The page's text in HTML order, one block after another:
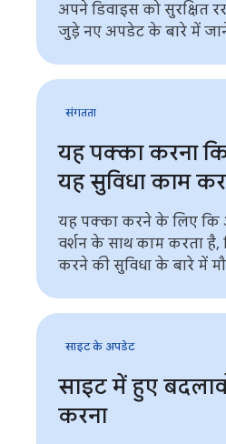
अपने डिवाइस को सुरक्षित
जुड़े नए अपडेट के बारे में
संगतता
यह पक्का करना
यह सुविधा काम
यह पक्का करने के लिए कि
वर्शन के साथ काम करता है,
करने की सुविधा के बारे में
साइट के अपडेट
साइट में हुए
करना